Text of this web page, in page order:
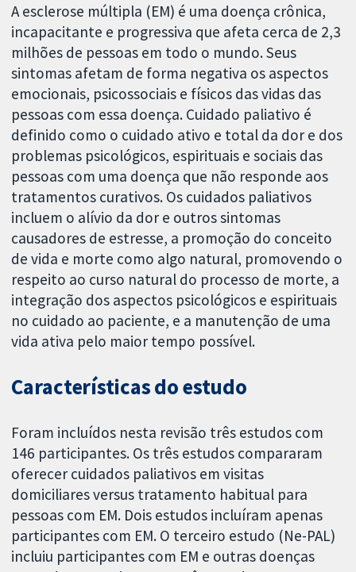
A esclerose múltipla (EM) é uma doença crônica,
incapacitante e progressiva que afeta cerca de 2,3
milhões de pessoas em todo o mundo. Seus
sintomas afetam de forma negativa os aspectos
emocionais, psicossociais e físicos das vidas das
pessoas com essa doença. Cuidado paliativo é
definido como o cuidado ativo e total da dor e dos
problemas psicológicos, espirituais e sociais das
pessoas com uma doença que não responde aos
tratamentos curativos. Os cuidados paliativos
incluem o alívio da dor e outros sintomas
causadores de estresse, a promoção do conceito
de vida e morte como algo natural, promovendo o
respeito ao curso natural do processo de morte, a
integração dos aspectos psicológicos e espirituais
no cuidado ao paciente, e a manutenção de uma
vida ativa pelo maior tempo possível.
Características do estudo
Foram incluídos nesta revisão três estudos com
146 participantes. Os três estudos compararam
oferecer cuidados paliativos em visitas
domiciliares versus tratamento habitual para
pessoas com EM. Dois estudos incluíram apenas
participantes com EM. O terceiro estudo (Ne-PAL)
incluiu participantes com EM e outras doenças